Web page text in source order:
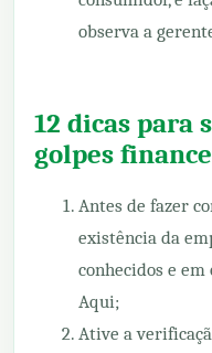
observa a
12 dicas para
golpes
Antes de fazer
existência da
conhecidos e em
Aqui;
Ative a